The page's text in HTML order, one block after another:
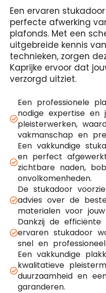
Een ervaren
perfecte afwerking
plafonds. Met een
uitgebreide kennis
technieken, zorgen
Kaprijke ervoor dat
verzorgd uitziet.
Een professionele
nodige expertise en
pleisterwerken,
vakmanschap en
Een vakkundige
en perfect
zichtbare naden,
onvolkomenheden.
De stukadoor
advies over de
materialen voor
Dankzij de
ervaren stukadoor
snel en
Een vakkundige
kwalitatieve
duurzaamheid en
garanderen.